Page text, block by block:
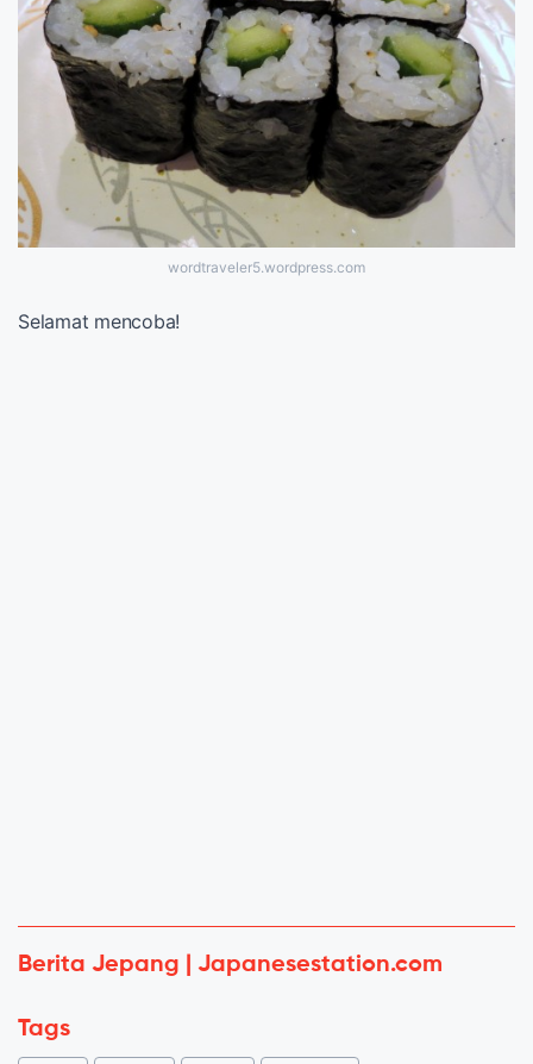
wordtraveler5.wordpress.com
Selamat mencoba!
Berita Jepang | Japanesestation.com
Tags